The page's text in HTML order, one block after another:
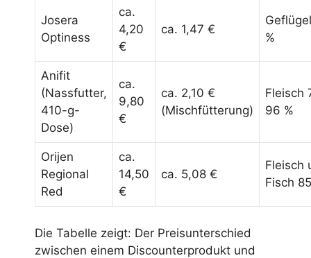
Josera
Optiness
ca.
4,20
€
ca. 1,47 €
%
Anifit
(Nassfutter,
410-g-
Dose)
ca.
9,80
€
ca. 2,10 €
(Mischfütterung)
Fleisch
96 %
Orijen
Regional
Red
ca.
14,50
€
ca. 5,08 €
Fleisch
Fisch
Die Tabelle zeigt: Der Preisunterschied
zwischen einem Discounterprodukt und